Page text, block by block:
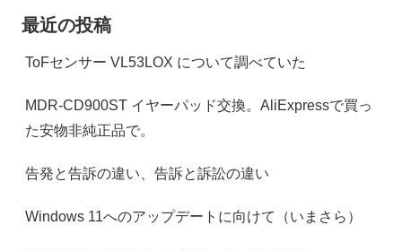
最近の投稿
ToFセンサー VL53LOX について調べていた
MDR-CD900ST イヤーパッド交換。AliExpressで買っ
た安物非純正品で。
告発と告訴の違い、告訴と訴訟の違い
Windows 11へのアップデートに向けて（いまさら）